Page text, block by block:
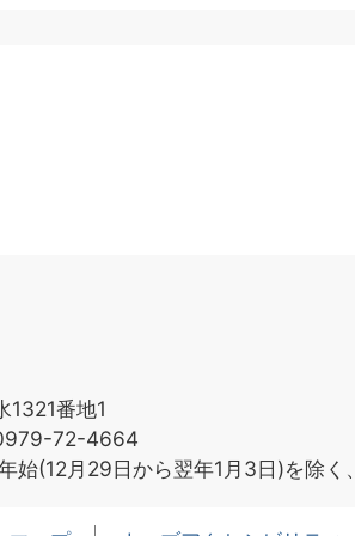
番地1
72-4664
始(12月29日から翌年1月3日)を除く、